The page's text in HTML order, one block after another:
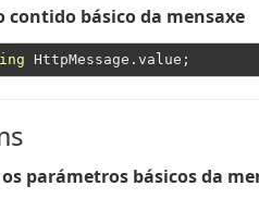
contido básico da mensaxe
parámetros básicos da